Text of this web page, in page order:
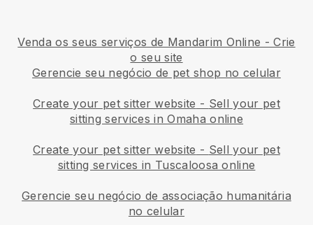
Venda os seus serviços de Mandarim Online - Crie
o seu site
Gerencie seu negócio de pet shop no celular
Create your pet sitter website - Sell your pet
sitting services in Omaha online
Create your pet sitter website - Sell your pet
sitting services in Tuscaloosa online
Gerencie seu negócio de associação humanitária
no celular